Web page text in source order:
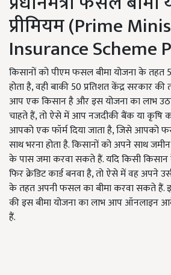
प्रीमियम (Prime
Insurance Scheme
किसानों को पीएम फसल बीमा योजना के तहत
होता है, वही बाकी 50 प्रतिशत केंद्र सरकार
आप एक किसान है और इस योजना का लाभ
चाहते हैं, तो ऐसे में आप नजदीकी बैंक या कृषि
आपको एक फॉर्म दिया जाता है, जिसे आपको
साथ भरना होता है. किसानों को अपने साथ
के पास जमा करवा सकते हैं. यदि किसी
फिर क्रेडिट कार्ड बनवा है, तो ऐसे में वह अपने
के तहत अपनी फसल का बीमा करवा सकते हैं.
की इस बीमा योजना का लाभ आप ऑनलाइन
हैं.